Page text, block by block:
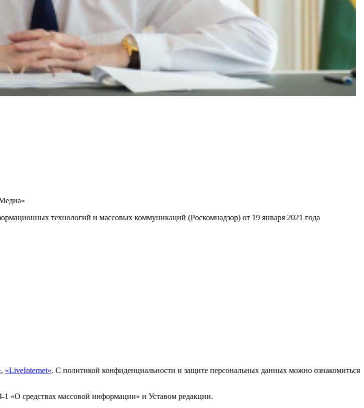
технологий и массовых коммуникаций (Роскомнадзор) от 19 января 2021 года
, «LiveInternet». С политикой конфиденциальности и защите персональных данных можно ознакомиться
«О средствах массовой информации» и Уставом редакции.